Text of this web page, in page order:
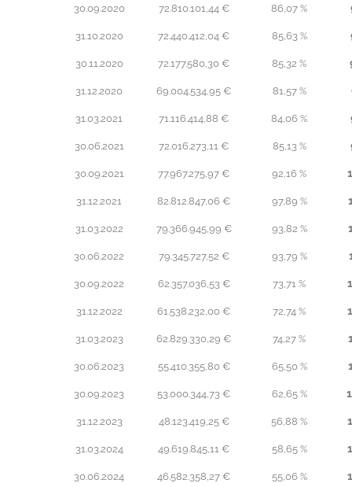
30.09.2020 72.810.101,44 € 86,07 %
31.10.2020 72.440.412,04 € 85,63 %
30.11.2020 72.177.580,30 € 85,32 %
31.12.2020 69.004.534,95 € 81,57 %
31.03.2021 71.116.414,88 € 84,06 %
30.06.2021 72.016.273,11 € 85,13 %
30.09.2021 77.967.275,97 € 92,16 %
31.12.2021 82.812.847,06 € 97,89 %
31.03.2022 79.366.945,99 € 93,82 %
30.06.2022 79.345.727,52 € 93,79 %
30.09.2022 62.357.036,53 € 73,71 %
31.12.2022 61.538.232,00 € 72,74 %
31.03.2023 62.829.330,29 € 74,27 %
30.06.2023 55.410.355,80 € 65,50 %
30.09.2023 53.000.344,73 € 62,65 %
31.12.2023 48.123.419,25 € 56,88 %
31.03.2024 49.619.845,11 € 58,65 %
30.06.2024 46.582.358,27 € 55,06 %